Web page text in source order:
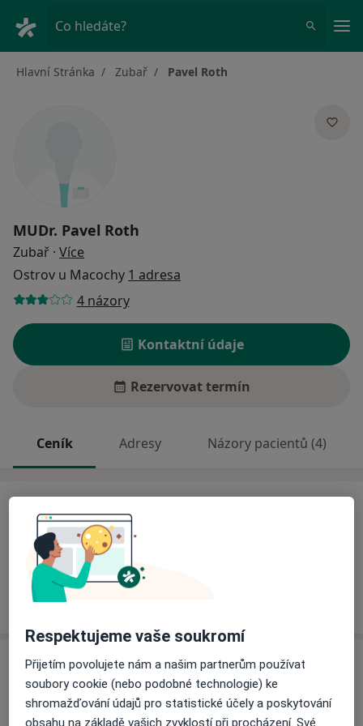
Co hledáte?
Hlavní Stránka Zubař Pavel Roth
MUDr. Pavel Roth
Zubař · Více
Ostrov u Macochy 1 adresa
4 názory
Kontaktní údaje
Rezervovat termín
Ceník Adresy Názory pacientů (4)
Informace o službách a cenách nejsou k dispozici
Tento specialista ještě nepřidával žádné informace o
svých službách.
Adresa
Praktický zubní lékař
č.d. 370,Ostrov u Macochy 67914
Respektujeme vaše soukromí
Přijetím povolujete nám a našim partnerům používat
soubory cookie (nebo podobné technologie) ke
shromažďování údajů pro statistické účely a poskytování
obsahu na základě vašich zvyklostí při procházení. Své